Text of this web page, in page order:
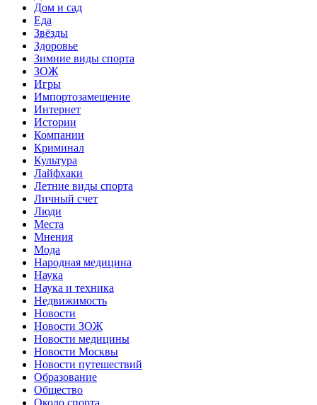
Дом и сад
Еда
Звёзды
Здоровье
Зимние виды спорта
ЗОЖ
Игры
Импортозамещение
Интернет
Истории
Компании
Криминал
Культура
Лайфхаки
Летние виды спорта
Личный счет
Люди
Места
Мнения
Мода
Народная медицина
Наука
Наука и техника
Недвижимость
Новости
Новости ЗОЖ
Новости медицины
Новости Москвы
Новости путешествий
Образование
Общество
Около спорта